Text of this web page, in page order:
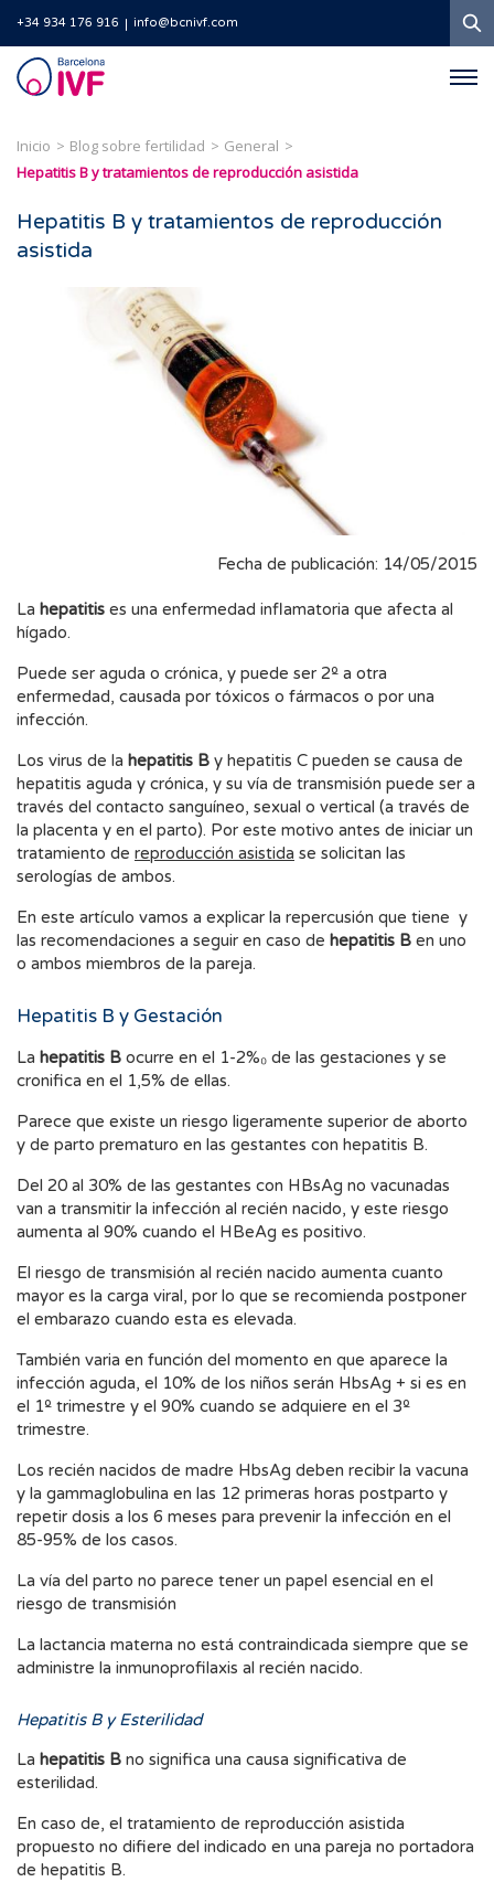
+34 934 176 916 info@bcnivf.com
Barcelona
IVF
Inicio Blog sobre fertilidad
General
Hepatitis B y tratamientos de reproducción asistida
Hepatitis B y tratamientos de reproducción
asistida
Fecha de publicación: 14/05/2015
La hepatitis es una enfermedad inflamatoria que afecta al
hígado.
Puede ser aguda o crónica, y puede ser 2º a otra
enfermedad, causada por tóxicos o fármacos o por una
infección.
Los virus de la hepatitis B y hepatitis C pueden se causa de
hepatitis aguda y crónica, y su vía de transmisión puede ser a
través del contacto sanguíneo, sexual o vertical (a través de
la placenta y en el parto). Por este motivo antes de iniciar un
tratamiento de reproducción asistida
serologías de ambos.
En este artículo vamos a explicar la repercusión que tiene y
las recomendaciones a seguir en caso de hepatitis B en uno
o ambos miembros de la pareja.
Hepatitis B y Gestación
La hepatitis B ocurre en el 1-2%₀ de las gestaciones y se
cronifica en el 1,5% de ellas.
Parece que existe un riesgo ligeramente superior de aborto
y de parto prematuro en las gestantes con hepatitis B.
Del 20 al 30% de las gestantes con HBsAg no vacunadas
van a transmitir la infección al recién nacido, y este riesgo
aumenta al 90% cuando el HBeAg es positivo.
El riesgo de transmisión al recién nacido aumenta cuanto
mayor es la carga viral, por lo que se recomienda postponer
el embarazo cuando esta es elevada.
También varia en función del momento en que aparece la
infección aguda, el 10% de los niños serán HbsAg + si es en
el 1º trimestre y el 90% cuando se adquiere en el 3º
trimestre.
Los recién nacidos de madre HbsAg deben recibir la vacuna
y la gammaglobulina en las 12 primeras horas postparto y
repetir dosis a los 6 meses para prevenir la infección en el
85-95% de los casos.
La vía del parto no parece tener un papel esencial en el
riesgo de transmisión
La lactancia materna no está contraindicada siempre que se
administre la inmunoprofilaxis al recién nacido.
Hepatitis B y Esterilidad
La hepatitis B no significa una causa significativa de
esterilidad.
En caso de, el tratamiento de reproducción asistida
propuesto no difiere del indicado en una pareja no portadora
de hepatitis B.